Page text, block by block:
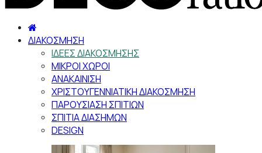
ΔΙΑΚΟΣΜΗΣΗ
ΙΔΕΕΣ ΔΙΑΚΟΣΜΗΣΗΣ
ΜΙΚΡΟΙ ΧΩΡΟΙ
ΑΝΑΚΑΙΝΙΣΗ
ΧΡΙΣΤΟΥΓΕΝΝΙΑΤΙΚΗ ΔΙΑΚΟΣΜΗΣΗ
ΠΑΡΟΥΣΙΑΣΗ ΣΠΙΤΙΩΝ
ΣΠΙΤΙΑ ΔΙΑΣΗΜΩΝ
DESIGN